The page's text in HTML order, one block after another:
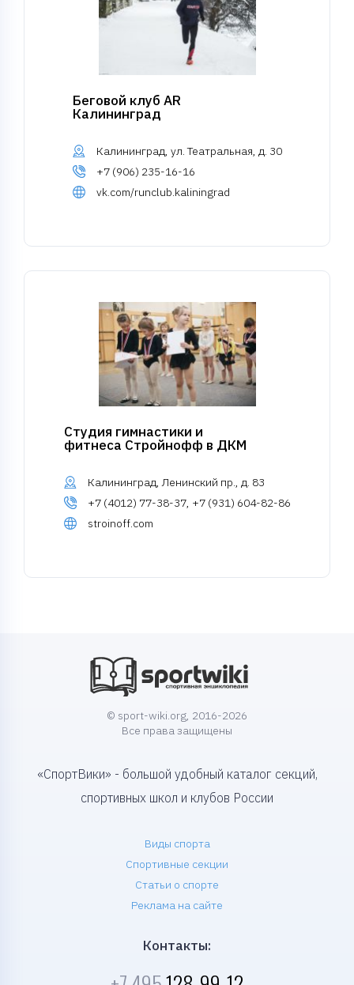
Беговой клуб AR
Калининград
Калининград, ул. Театральная, д. 30
+7 (906) 235-16-16
vk.com/runclub.kaliningrad
Студия гимнастики и
фитнеса Стройнофф в ДКМ
Калининград, Ленинский пр., д. 83
+7 (4012) 77-38-37, +7 (931) 604-82-86
stroinoff.com
© sport-wiki.org, 2016-2026
Все права защищены
«СпортВики» - большой удобный каталог секций,
спортивных школ и клубов России
Виды спорта
Спортивные секции
Статьи о спорте
Реклама на сайте
Контакты: